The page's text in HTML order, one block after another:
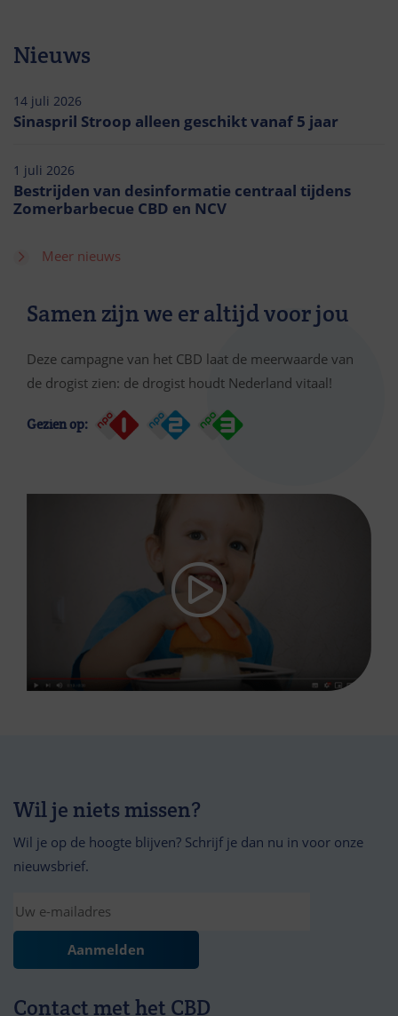
Nieuws
14 juli 2026
Sinaspril Stroop alleen geschikt vanaf 5 jaar
1 juli 2026
Bestrijden van desinformatie centraal tijdens
Zomerbarbecue CBD en NCV
Meer nieuws
Samen zijn we er altijd voor jou
Deze campagne van het CBD laat de meerwaarde van
de drogist zien: de drogist houdt Nederland vitaal!
Gezien op:
Wil je niets missen?
Wil je op de hoogte blijven? Schrijf je dan nu in voor onze
nieuwsbrief.
Contact met het CBD